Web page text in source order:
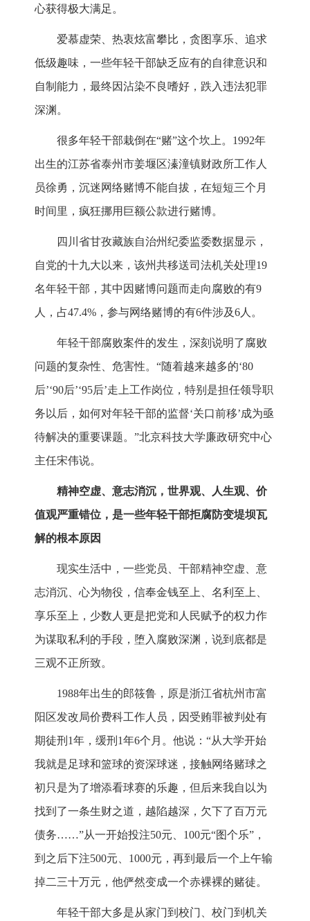
心获得极大满足。
爱慕虚荣、热衷炫富攀比，贪图享乐、追求
低级趣味，一些年轻干部缺乏应有的自律意识和
自制能力，最终因沾染不良嗜好，跌入违法犯罪
深渊。
很多年轻干部栽倒在“赌”这个坎上。1992年
出生的江苏省泰州市姜堰区溱潼镇财政所工作人
员徐勇，沉迷网络赌博不能自拔，在短短三个月
时间里，疯狂挪用巨额公款进行赌博。
四川省甘孜藏族自治州纪委监委数据显示，
自党的十九大以来，该州共移送司法机关处理19
名年轻干部，其中因赌博问题而走向腐败的有9
人，占47.4%，参与网络赌博的有6件涉及6人。
年轻干部腐败案件的发生，深刻说明了腐败
问题的复杂性、危害性。“随着越来越多的‘80
后’‘90后’‘95后’走上工作岗位，特别是担任领导职
务以后，如何对年轻干部的监督‘关口前移’成为亟
待解决的重要课题。”北京科技大学廉政研究中心
主任宋伟说。
精神空虚、意志消沉，世界观、人生观、价
值观严重错位，是一些年轻干部拒腐防变堤坝瓦
解的根本原因
现实生活中，一些党员、干部精神空虚、意
志消沉、心为物役，信奉金钱至上、名利至上、
享乐至上，少数人更是把党和人民赋予的权力作
为谋取私利的手段，堕入腐败深渊，说到底都是
三观不正所致。
1988年出生的郎筱鲁，原是浙江省杭州市富
阳区发改局价费科工作人员，因受贿罪被判处有
期徒刑1年，缓刑1年6个月。他说：“从大学开始
我就是足球和篮球的资深球迷，接触网络赌球之
初只是为了增添看球赛的乐趣，但后来我自以为
找到了一条生财之道，越陷越深，欠下了百万元
债务……”从一开始投注50元、100元“图个乐”，
到之后下注500元、1000元，再到最后一个上午输
掉二三十万元，他俨然变成一个赤裸裸的赌徒。
年轻干部大多是从家门到校门、校门到机关